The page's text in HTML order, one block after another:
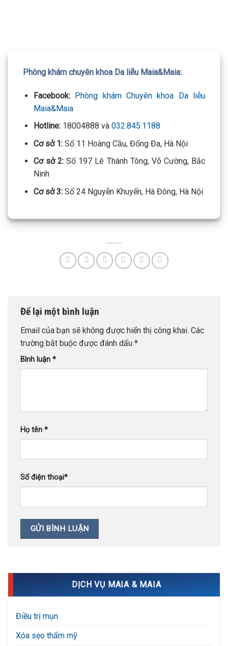
Phòng khám chuyên khoa Da liễu Maia&Maia:
Facebook: Phòng khám Chuyên khoa Da liễu
Maia&Maia
Hotline:18004888 và 032.845.1188
Cơ sở 1: Số 11 Hoàng Cầu, Đống Đa, Hà Nội
Cơ sở 2: Số 197 Lê Thánh Tông, Võ Cường, Bắc
Ninh
Cơ sở 3:Số 24 Nguyễn Khuyến, Hà Đông, Hà Nội
Để lại một bình luận
Email của bạn sẽ không được hiển thị công khai. Các
trường bắt buộc được đánh dấu *
Bình luận *
Họ tên *
Số điện thoại*
DỊCH VỤ MAIA & MAIA
Điều trị mụn
Xóa sẹo thẩm mỹ